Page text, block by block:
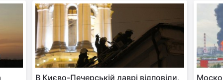
В Києво-Печерській лаврі відповіли,